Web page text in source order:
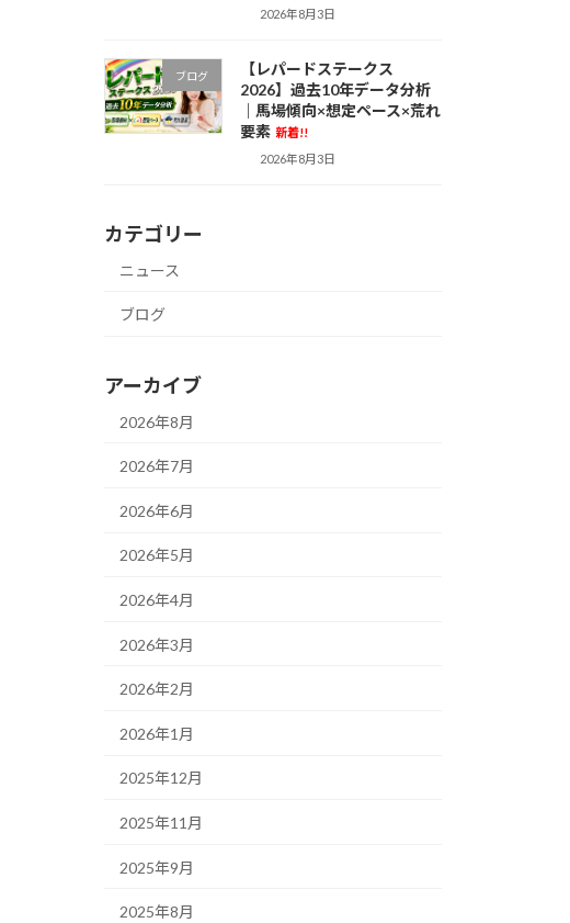
2026年8月3日
ブログ
【レパードステークス
2026】過去10年データ分析
｜馬場傾向×想定ペース×荒れ
要素 新着!!
2026年8月3日
カテゴリー
ニュース
ブログ
アーカイブ
2026年8月
2026年7月
2026年6月
2026年5月
2026年4月
2026年3月
2026年2月
2026年1月
2025年12月
2025年11月
2025年9月
2025年8月